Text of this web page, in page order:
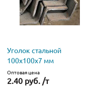
Уголок стальной
100х100х7 мм
Оптовая цена
2.40 руб. /т